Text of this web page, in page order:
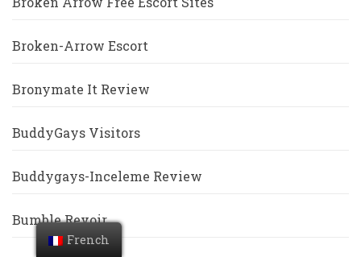
Broken-Arrow Escort
Bronymate It Review
BuddyGays Visitors
Buddygays-Inceleme Review
Bumble Revoir
French